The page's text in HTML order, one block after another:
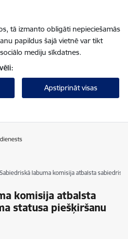
tā izmanto obligāti nepieciešamās
papildus šajā vietnē var tikt
mediju sīkdatnes.
Apstiprināt visas
Sabiedriskā labuma komisija atbalsta
komisija atbalsta
statusa piešķiršanu